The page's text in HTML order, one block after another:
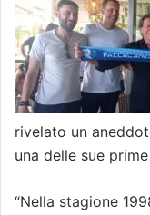
rivelato un
una delle sue
“Nella stagione